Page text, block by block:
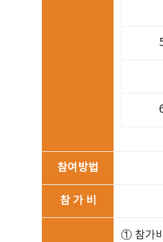
참여방법
참 가 비
① 참가